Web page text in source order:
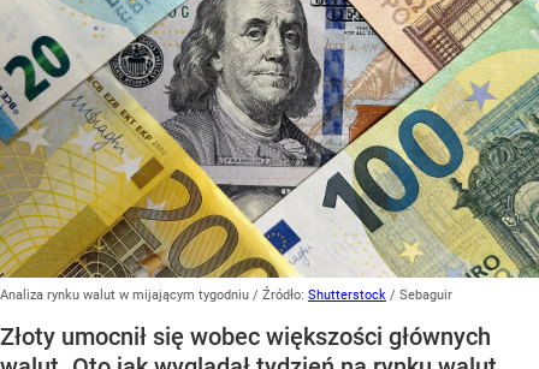
Analiza rynku walut w mijającym tygodniu / Źródło: Shutterstock / Sebaguir
Złoty umocnił się wobec większości głównych